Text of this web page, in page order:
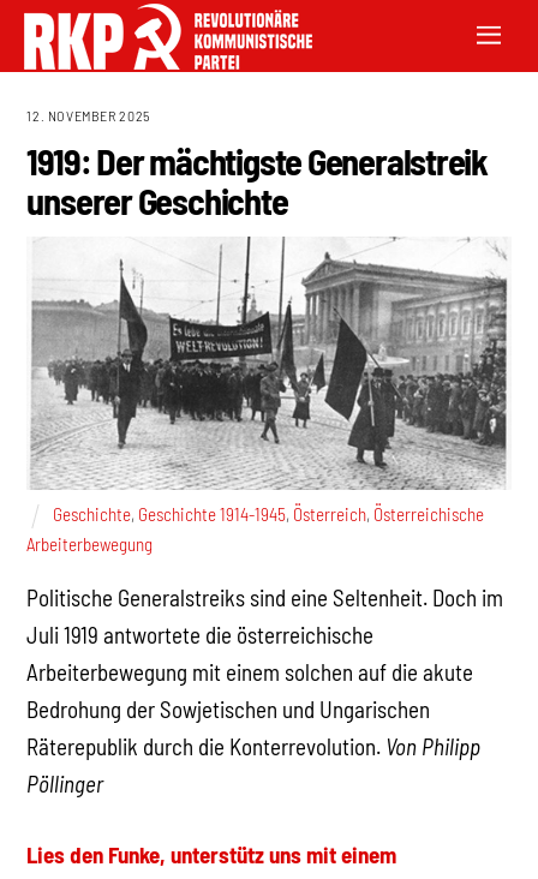
12. NOVEMBER 2025
1919: Der mächtigste Generalstreik
unserer Geschichte
Geschichte, Geschichte 1914-1945, Österreich, Österreichische
Arbeiterbewegung
Politische Generalstreiks sind eine Seltenheit. Doch im
Juli 1919 antwortete die österreichische
Arbeiterbewegung mit einem solchen auf die akute
Bedrohung der Sowjetischen und Ungarischen
Räterepublik durch die Konterrevolution. Von Philipp
Pöllinger
Lies den Funke, unterstütz uns mit einem